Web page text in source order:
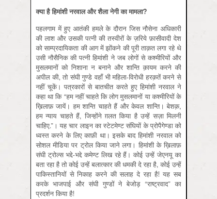
क्याहैहिमांशीनरवालऔरशैलानेगीकामामला?
पहलगाम में हुए आतंकी हमले के दौरान जिस नौसेना अधिकारी
की लाश और उसकी पत्नी की तस्वीरों के ज़रिये फ़ासीवादी देश
को साम्प्रदायिकता की आग में झोंकने की पूरी ताक़त लगा रहे थे
उसी नौसैनिक की पत्नी हिमांशी ने जब लोगों से कश्मीरियों और
मुसलमानों को निशाना न बनाने और शान्ति क़ायम करने की
अपील की, तो संघी गुण्डे वहाँ भी महिला-विरोधी हरक़तें करने से
नहीं चूकें। पत्रकारों से बातचीत करते हुए हिमांशी नरवाल ने
कहा था कि “हम नहीं चाहते कि लोग मुसलमानों या कश्मीरियों के
ख़िलाफ़ जायें। हम शान्ति चाहते हैं और केवल शान्ति। बेशक़,
हम न्याय चाहते हैं, जिन्होंने ग़लत किया है उन्हें सज़ा मिलनी
चाहिए.”। यह चार लाइन का स्टेटमेण्ट संघियों के प्रोपैगेण्डा को
ध्वस्त करने के लिए काफ़ी था। इसके बाद हिमांशी नरवाल को
सोशल मीडिया पर ट्रोल किया जाने लगा। हिमांशी के ख़िलाफ़
संघी ट्रोल्स भद्दे-भद्दे कमेण्ट लिख रहे हैं। कोई उन्हें जेएनयू का
बता रहा है तो कोई उन्हें बलात्कार की धमकी दे रहा है, कोई उन्हें
पाकिस्तानियों से निकाह करने की सलाह दे रहा है! यह सब
करके भाजपाई और संघी गुण्डों ने बेजोड़ “राष्ट्रवाद” का
प्रदर्शन किया है!